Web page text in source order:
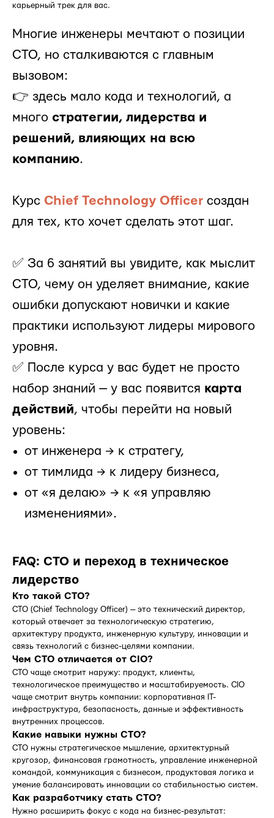
карьерный трек для вас.
Многие инженеры мечтают о позиции
CTO, но сталкиваются с главным
вызовом:
👉 здесь мало кода и технологий, а
много стратегии, лидерства и
решений, влияющих на всю
компанию.
Курс Chief Technology Officer создан
для тех, кто хочет сделать этот шаг.
✅ За 6 занятий вы увидите, как мыслит
CTO, чему он уделяет внимание, какие
ошибки допускают новички и какие
практики используют лидеры мирового
уровня.
✅ После курса у вас будет не просто
набор знаний — у вас появится карта
действий, чтобы перейти на новый
уровень:
от инженера → к стратегу,
от тимлида → к лидеру бизнеса,
от «я делаю» → к «я управляю
изменениями».
FAQ: CTO и переход в техническое
лидерство
Кто такой CTO?
CTO (Chief Technology Officer) — это технический директор,
который отвечает за технологическую стратегию,
архитектуру продукта, инженерную культуру, инновации и
связь технологий с бизнес-целями компании.
Чем CTO отличается от CIO?
CTO чаще смотрит наружу: продукт, клиенты,
технологическое преимущество и масштабируемость. CIO
чаще смотрит внутрь компании: корпоративная IT-
инфраструктура, безопасность, данные и эффективность
внутренних процессов.
Какие навыки нужны CTO?
CTO нужны стратегическое мышление, архитектурный
кругозор, финансовая грамотность, управление инженерной
командой, коммуникация с бизнесом, продуктовая логика и
умение балансировать инновации со стабильностью систем.
Как разработчику стать CTO?
Нужно расширить фокус с кода на бизнес-результат: